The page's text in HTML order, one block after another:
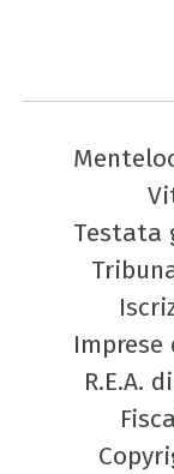
Testata
Imprese
R.E.A.